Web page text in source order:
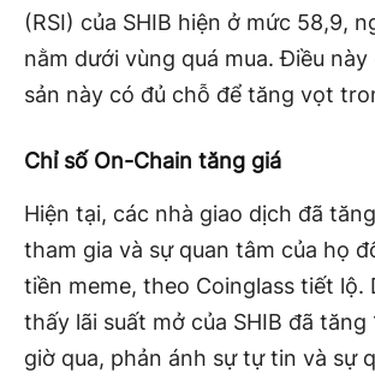
(RSI) của SHIB hiện ở mức 58,9,
nằm dưới vùng quá mua. Điều
sản này có đủ chỗ để tăng vọt
Chỉ số On-Chain tăng giá
Hiện tại, các nhà giao dịch đã
tham gia và sự quan tâm của họ
tiền meme, theo Coinglass tiết lộ.
thấy lãi suất mở của SHIB đã tăng
giờ qua, phản ánh sự tự tin và sự